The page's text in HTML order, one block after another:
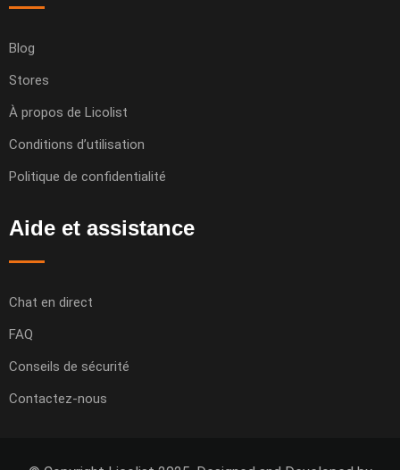
Blog
Stores
À propos de Licolist
Conditions d’utilisation
Politique de confidentialité
Aide et assistance
Chat en direct
FAQ
Conseils de sécurité
Contactez-nous